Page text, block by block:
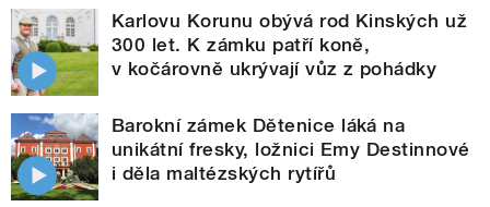
Karlovu Korunu obývá rod Kinských už
300 let. K zámku patří koně,
v kočárovně ukrývají vůz z pohádky
Barokní zámek Dětenice láká na
unikátní fresky, ložnici Emy Destinnové
i děla maltézských rytířů